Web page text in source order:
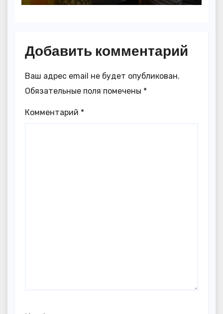
Добавить комментарий
Ваш адрес email не будет опубликован.
Обязательные поля помечены *
Комментарий *